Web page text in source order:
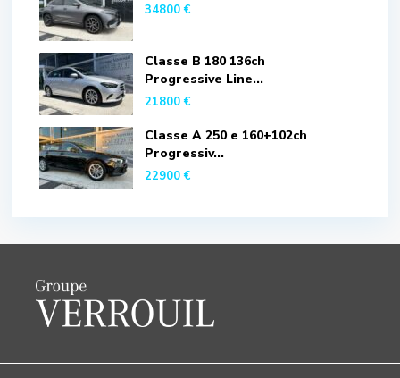
34800 €
Classe B 180 136ch
Progressive Line...
21800 €
Classe A 250 e 160+102ch
Progressiv...
22900 €